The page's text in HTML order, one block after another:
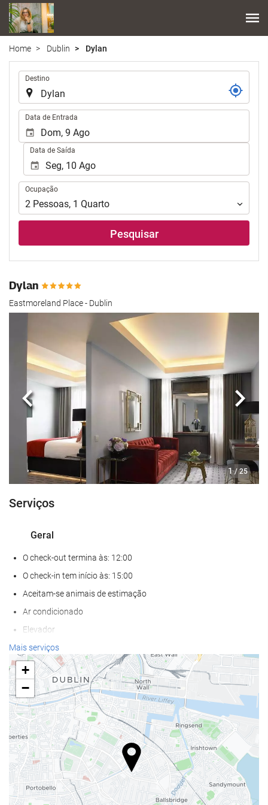
Home Dublin Dylan
Destino
Data de Entrada
Data de Saída
Ocupação
Ocupação
2 Pessoas, 1 Quarto
Pesquisar
Dylan
Eastmoreland Place - Dublin
1 / 25
Anterior
Serviços
Geral
O check-out termina às: 12:00
O check-in tem início às: 15:00
Aceitam-se animais de estimação
Ar condicionado
Elevador
Acesso def. motores
Salas para não-fumadores
Zona de fumadores
Serviços de receção
Sala para bagagem
Cofre forte
Câmbio de divisas
Balcão de turismo
Mais serviços
+
−